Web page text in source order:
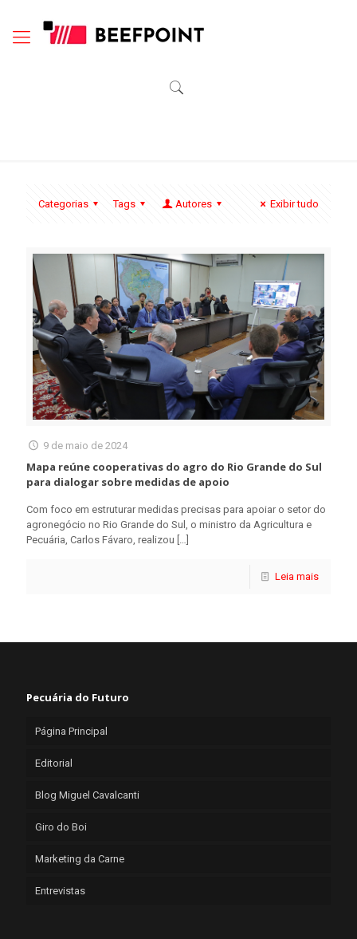
Categorias Tags Autores Exibir tudo
9 de maio de 2024
Mapa reúne cooperativas do agro do Rio Grande do Sul
para dialogar sobre medidas de apoio
Com foco em estruturar medidas precisas para apoiar o setor do
agronegócio no Rio Grande do Sul, o ministro da Agricultura e
Pecuária, Carlos Fávaro, realizou […]
Leia mais
Pecuária do Futuro
Página Principal
Editorial
Blog Miguel Cavalcanti
Giro do Boi
Marketing da Carne
Entrevistas